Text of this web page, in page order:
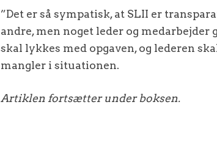
”Det er så sympatisk, at SLII er
andre, men noget leder og medarbejder
skal lykkes med opgaven, og lederen
mangler i situationen.
Artiklen fortsætter under boksen.